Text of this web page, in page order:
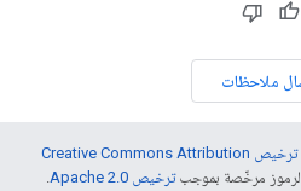
ملاحظات
ترخيص Creative Commons Attribution
مرخّصة بموجبترخيص Apache 2.0‏
.